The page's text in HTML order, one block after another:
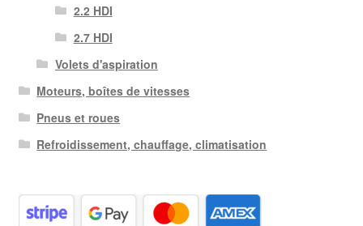
2.2 HDI
2.7 HDI
Volets d'aspiration
Moteurs, boîtes de vitesses
Pneus et roues
Refroidissement, chauffage, climatisation